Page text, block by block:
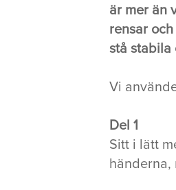
är mer än
rensar
stå
Vi
Del 1
Sitt i lätt